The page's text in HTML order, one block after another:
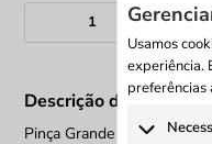
Quantidade
de
Descrição do produto
Pinça Grande
Usamos
experiência.
preferências